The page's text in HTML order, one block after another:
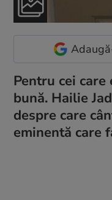
Pentru cei
bună. Hailie
despre care
eminentă care